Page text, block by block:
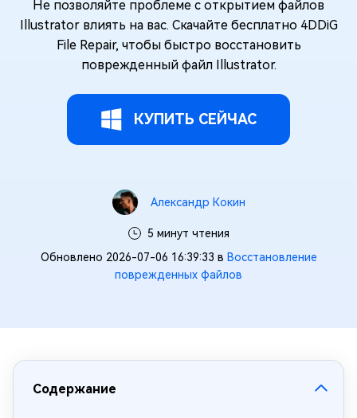
Не позволяйте проблеме с открытием файлов
Illustrator влиять на вас. Скачайте бесплатно 4DDiG
File Repair, чтобы быстро восстановить
поврежденный файл Illustrator.
КУПИТЬ СЕЙЧАС
Александр Кокин
5 минут чтения
Обновлено 2026-07-06 16:39:33 в Восстановление
поврежденных файлов
Содержание